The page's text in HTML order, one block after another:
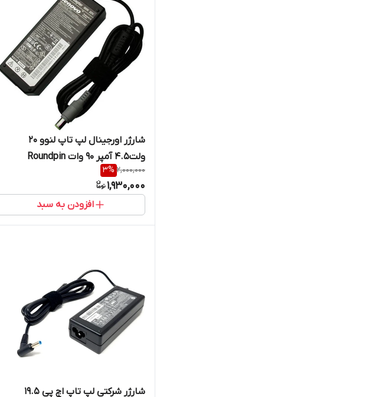
شارژر اورجینال لپ تاپ لنوو 20
ولت4.5 آمپر 90 وات Roundpin
2,000,000
3%
1,930,000
افزودن به سبد
شارژر شرکتی لپ تاپ اچ پی 19.5